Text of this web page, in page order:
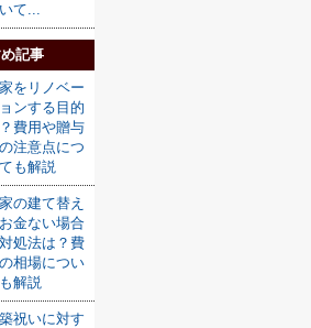
て...
記事
をリノベー
ンする目的
費用や贈与
注意点につ
も解説
の建て替え
金ない場合
処法は？費
相場につい
解説
祝いに対す